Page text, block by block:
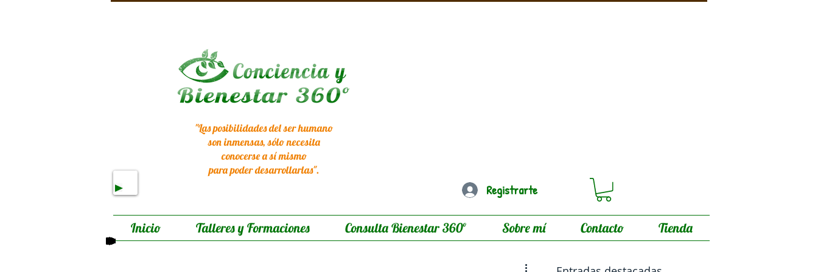
"Las posibilidades del ser humano
son inmensas, sólo necesita
conocerse a sí mismo
para poder desarrollarlas".
Registrarte
Inicio Talleres y Formaciones Consulta Bienestar 360º Sobre mí Contacto Tienda